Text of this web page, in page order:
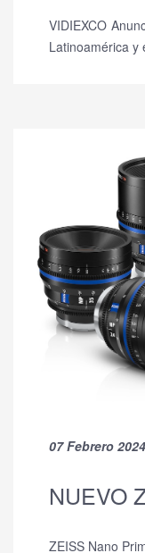
VIDIEXCO
Latinoamérica y
07 Febrero 2024
NUEVO
ZEISS Nano